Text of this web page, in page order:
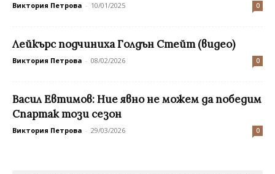
Виктория Петрова - 10/01/2025 0
Лейкърс подчиниха Голдън Стейт (видео)
Виктория Петрова - 08/02/2026 0
Васил Евтимов: Ние явно не можем да победим
Спартак този сезон
Виктория Петрова - 29/03/2026 0